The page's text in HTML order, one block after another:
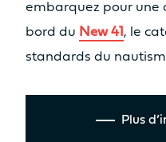
embarquez pour une
bord du New 41, le
standards du
Plus